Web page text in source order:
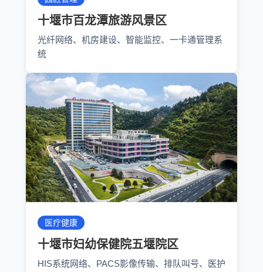
十堰市百龙潭旅游风景区
光纤网络、机房建设、智能监控、一卡通管理系
统
医疗健康
十堰市妇幼保健院五堰院区
HIS系统网络、PACS影像传输、排队叫号、医护